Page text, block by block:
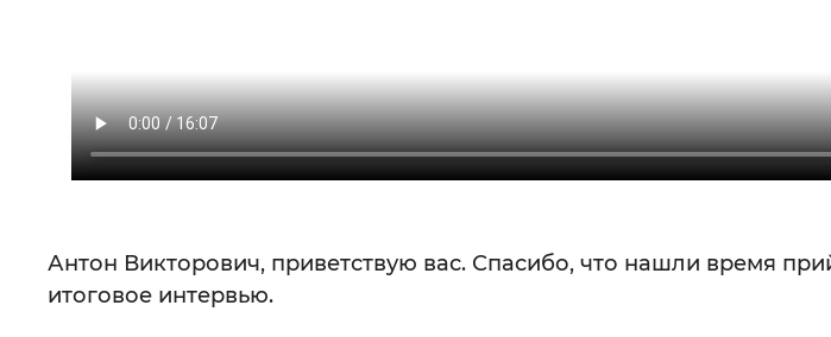
Антон Викторович, приветствую вас. Спасибо, что нашли время
итоговое интервью.